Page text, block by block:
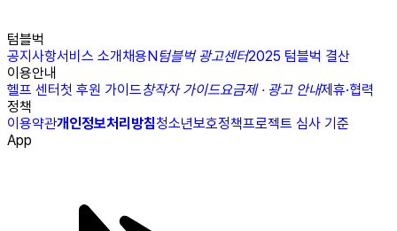
텀블벅
공지사항서비스 소개채용N텀블벅 광고센터2025 텀블벅 결산
이용안내
헬프 센터첫 후원 가이드창작자 가이드요금제 · 광고 안내제휴·협력
정책
이용약관개인정보처리방침청소년보호정책프로젝트 심사 기준
App